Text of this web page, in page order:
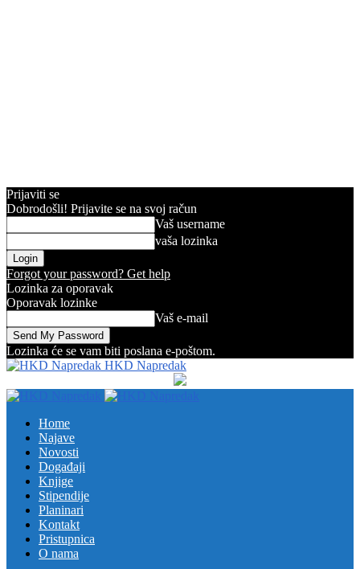
Prijaviti se
Dobrodošli! Prijavite se na svoj račun
Vaš username
vaša lozinka
Forgot your password? Get help
Lozinka za oporavak
Oporavak lozinke
Vaš e-mail
Lozinka će se vam biti poslana e-poštom.
HKD Napredak
Home
Najave
Novosti
Događaji
Knjige
Stipendije
Planinari
Kontakt
Pristupnica
O nama